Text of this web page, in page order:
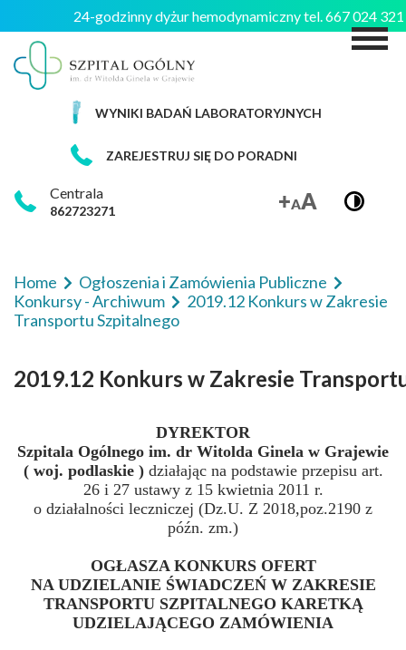
24-godzinny dyżur hemodynamiczny tel. 667 024
WYNIKI BADAŃ LABORATORYJNYCH
ZAREJESTRUJ SIĘ DO PORADNI
Centrala
862723271
Home
Ogłoszenia i Zamówienia Publiczne
Konkursy - Archiwum
2019.12 Konkurs w Zakresie
Transportu Szpitalnego
2019.12 Konkurs w Zakresie
DYREKTOR
Szpitala Ogólnego im. dr Witolda Ginela w Grajewie
( woj. podlaskie ) działając na podstawie przepisu art.
26 i 27 ustawy z 15 kwietnia 2011 r.
o działalności leczniczej (Dz.U. Z 2018,poz.2190 z
późn. zm.)
OGŁASZA KONKURS OFERT
NA UDZIELANIE ŚWIADCZEŃ W ZAKRESIE
TRANSPORTU SZPITALNEGO KARETKĄ
UDZIELAJĄCEGO ZAMÓWIENIA